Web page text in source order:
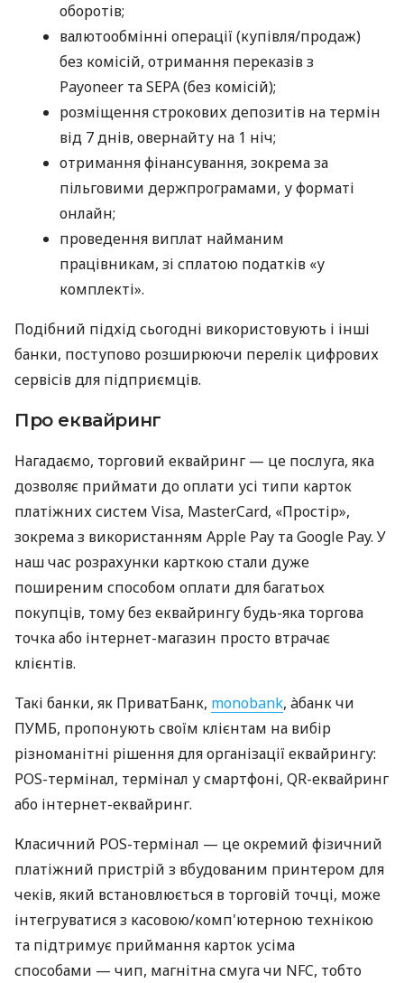
оборотів;
валютообмінні операції (купівля/продаж)
без комісій, отримання переказів з
Payoneer та SEPA (без комісій);
розміщення строкових депозитів на термін
від 7 днів, овернайту на 1 ніч;
отримання фінансування, зокрема за
пільговими держпрограмами, у форматі
онлайн;
проведення виплат найманим
працівникам, зі сплатою податків «у
комплекті».
Подібний підхід сьогодні використовують і інші
банки, поступово розширюючи перелік цифрових
сервісів для підприємців.
Про еквайринг
Нагадаємо, торговий еквайринг — це послуга, яка
дозволяє приймати до оплати усі типи карток
платіжних систем Visa, MasterCard, «Простір»,
зокрема з використанням Apple Pay та Google Pay. У
наш час розрахунки карткою стали дуже
поширеним способом оплати для багатьох
покупців, тому без еквайрингу будь-яка торгова
точка або інтернет-магазин просто втрачає
клієнтів.
Такі банки, як ПриватБанк, monobank, àбанк чи
ПУМБ, пропонують своїм клієнтам на вибір
різноманітні рішення для організації еквайрингу:
POS-термінал, термінал у смартфоні, QR-еквайринг
або інтернет-еквайринг.
Класичний POS-термінал — це окремий фізичний
платіжний пристрій з вбудованим принтером для
чеків, який встановлюється в торговій точці, може
інтегруватися з касовою/комп'ютерною технікою
та підтримує приймання карток усіма
способами — чип, магнітна смуга чи NFC, тобто